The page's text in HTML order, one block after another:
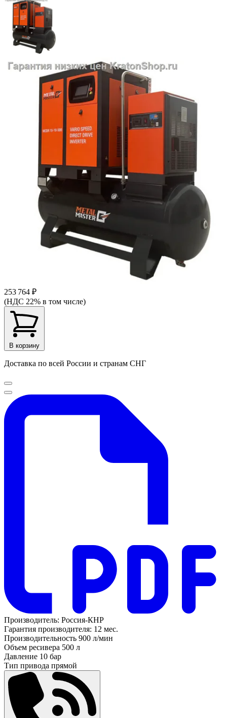
253 764 ₽
(НДС 22% в том числе)
В корзину
Доставка по всей России и странам СНГ
Производитель: Россия-КНР
Гарантия производителя: 12 мес.
Производительность 900 л/мин
Объем ресивера 500 л
Давление 10 бар
Тип привода прямой